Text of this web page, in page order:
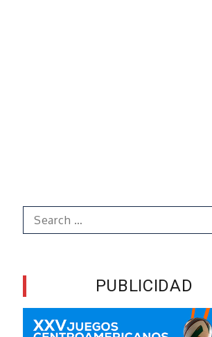
Search
for:
PUBLICIDAD